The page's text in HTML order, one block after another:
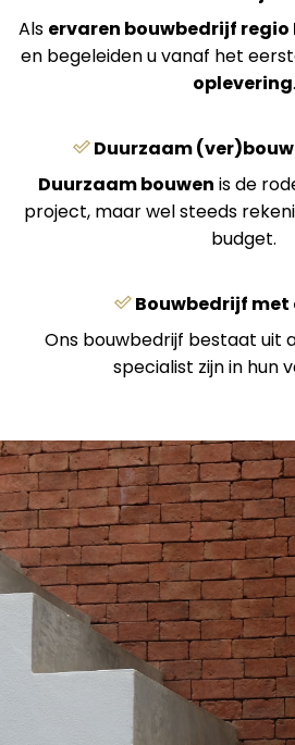
Als ervaren bouwbedrijf regio
en begeleiden u vanaf het
oplevering.
Duurzaam
Duurzaam bouwen is de
project, maar wel steeds
budget.
Bouwbedrijf
Ons bouwbedrijf bestaat uit
specialist zijn in hun